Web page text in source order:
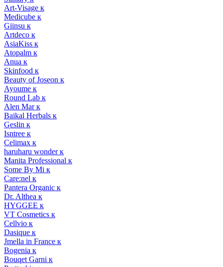
Art-Visage к
Medicube к
Giinsu к
Artdeco к
AsiaKiss к
Atopalm к
Anua к
Skinfood к
Beauty of Joseon к
Ayoume к
Round Lab к
Alen Mar к
Baikal Herbals к
Geslin к
Isntree к
Celimax к
haruharu wonder к
Manita Professional к
Some By Mi к
Care:nel к
Pantera Organic к
Dr. Althea к
HYGGEE к
VT Cosmetics к
Cellvio к
Dasique к
Jmella in France к
Bogenia к
Bouqet Garni к